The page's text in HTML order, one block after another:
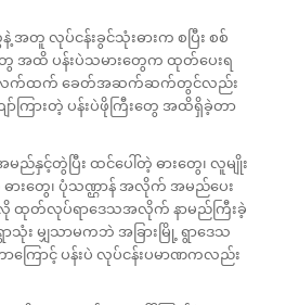
အတူ လုပ်ငန်းခွင်သုံးဓားက စပြီး စစ်
ေ အထိ ပန်းပဲသမားတွေက ထုတ်ပေးရ
များလက်ထက် ခေတ်အဆက်ဆက်တွင်လည်း
ာ်ကြားတဲ့ ပန်းပဲဖိုကြီးတွေ အထိရှိခဲ့တာ
နှင့်တွဲပြီး ထင်ပေါ်တဲ့ ဓားတွေ၊ လူမျိုး
တွေ၊ ပုံသဏ္ဌာန် အလိုက် အမည်ပေး
လို ထုတ်လုပ်ရာဒေသအလိုက် နာမည်ကြီးခဲ့
း မျှသာမကဘဲ အခြားမြို့ ရွာဒေသ
တာကြောင့် ပန်းပဲ လုပ်ငန်းပမာဏကလည်း